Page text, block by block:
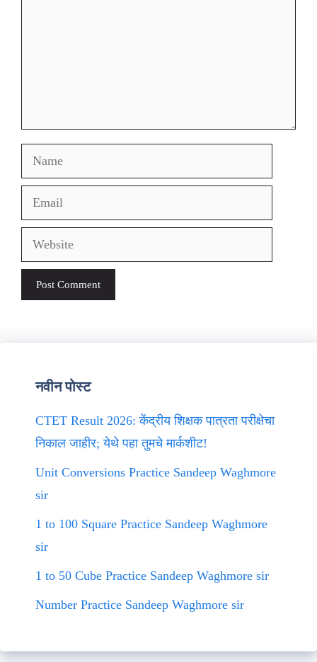
Name
Email
Website
नवीन पोस्ट
CTET Result 2026: केंद्रीय शिक्षक पात्रता परीक्षेचा
निकाल जाहीर; येथे पहा तुमचे मार्कशीट!
Unit Conversions Practice Sandeep Waghmore
sir
1 to 100 Square Practice Sandeep Waghmore
sir
1 to 50 Cube Practice Sandeep Waghmore sir
Number Practice Sandeep Waghmore sir